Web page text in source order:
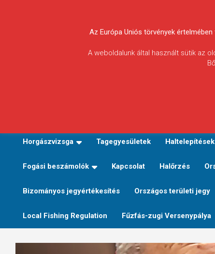
Körösvidéki Horgász
Egyesületek
Horgászvizsga Tagegyesületek Haltelepítések
Fogási beszámolók Kapcsolat Halőrzés
Bizományos jegyértékesítés Országos területi jegy
Local Fishing Regulation Fűzfás-zugi Versenypálya
Az Európa Uniós törvények
A weboldalunk által használt sütik az